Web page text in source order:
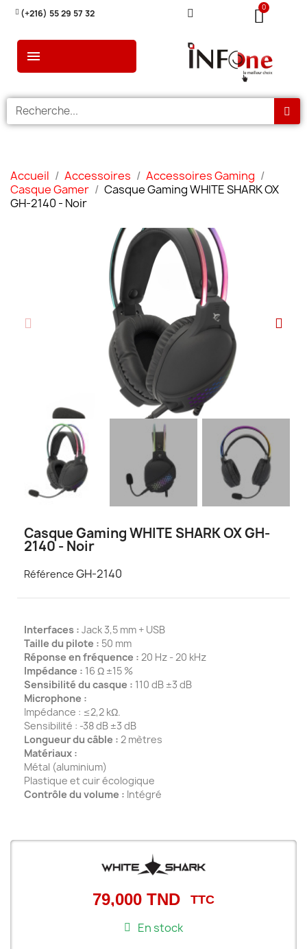
(+216) 55 29 57 32
Accueil Accessoires
Accessoires Gaming
Casque Gamer
Casque Gaming WHITE SHARK OX
GH-2140 - Noir
Casque Gaming WHITE SHARK OX GH-
2140 - Noir
Référence GH-2140
Interfaces : Jack 3,5 mm + USB
Taille du pilote : 50 mm
Réponse en fréquence : 20 Hz - 20 kHz
Impédance : 16 Ω ±15 %
Sensibilité du casque : 110 dB ±3 dB
Microphone :
Impédance : ≤2,2 kΩ.
Sensibilité : -38 dB ±3 dB
Longueur du câble : 2 mètres
Matériaux :
Métal (aluminium)
Plastique et cuir écologique
Contrôle du volume : Intégré
79,000 TND TTC
En stock